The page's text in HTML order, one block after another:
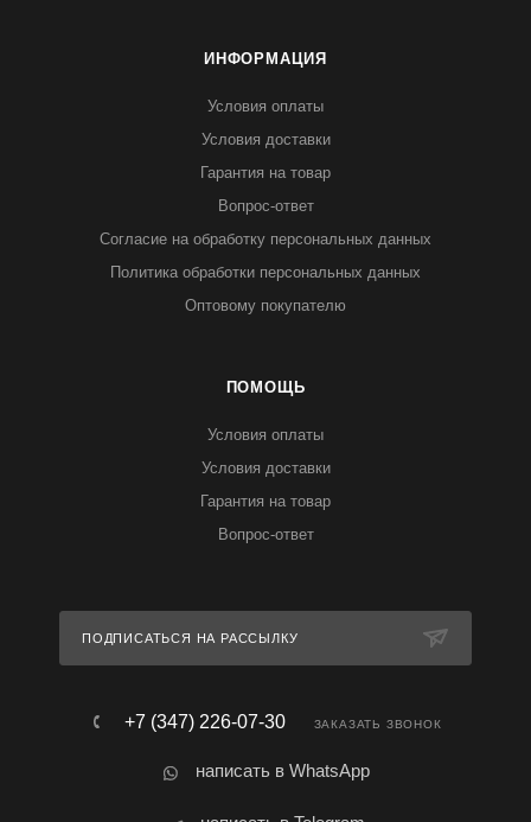
ИНФОРМАЦИЯ
Условия оплаты
Условия доставки
Гарантия на товар
Вопрос-ответ
Согласие на обработку персональных данных
Политика обработки персональных данных
Оптовому покупателю
ПОМОЩЬ
Условия оплаты
Условия доставки
Гарантия на товар
Вопрос-ответ
ПОДПИСАТЬСЯ НА РАССЫЛКУ
+7 (347) 226-07-30 ЗАКАЗАТЬ ЗВОНОК
написать в WhatsApp